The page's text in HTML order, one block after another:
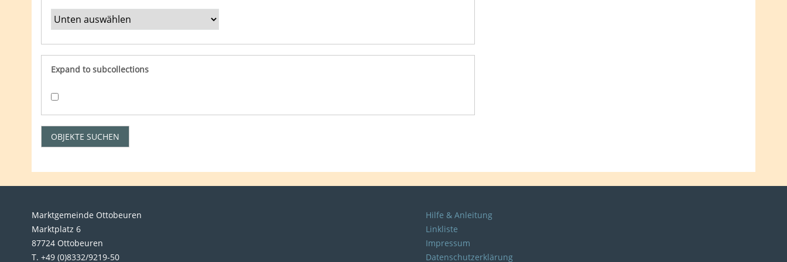
Expand to subcollections
Marktgemeinde Ottobeuren
Marktplatz 6
87724 Ottobeuren
T. +49 (0)8332/9219-50
Hilfe & Anleitung
Linkliste
Impressum
Datenschutzerklärung